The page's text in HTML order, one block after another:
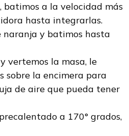
batimos a la velocidad más
hasta integrarlas.
naranja y batimos hasta
vertemos la masa, le
sobre la encimera para
de aire que pueda tener
a 170° grados,